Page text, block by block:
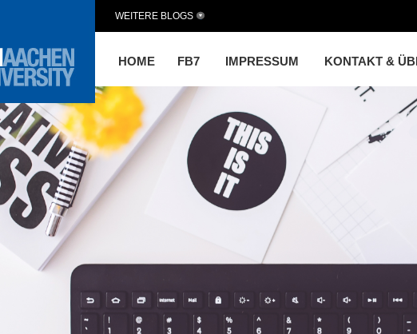
HOME FB7 IMPRESSUM KONTAKT &
WEITERE BLOGS